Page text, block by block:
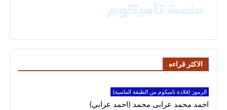
الاكثر قراءه
الرموز (قلادة تاميكوم من الطبقة الماسية)
احمد محمد عرابى محمد (احمد عرابي)